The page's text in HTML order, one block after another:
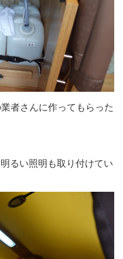
者さんに作ってもらった
るい照明も取り付けてい